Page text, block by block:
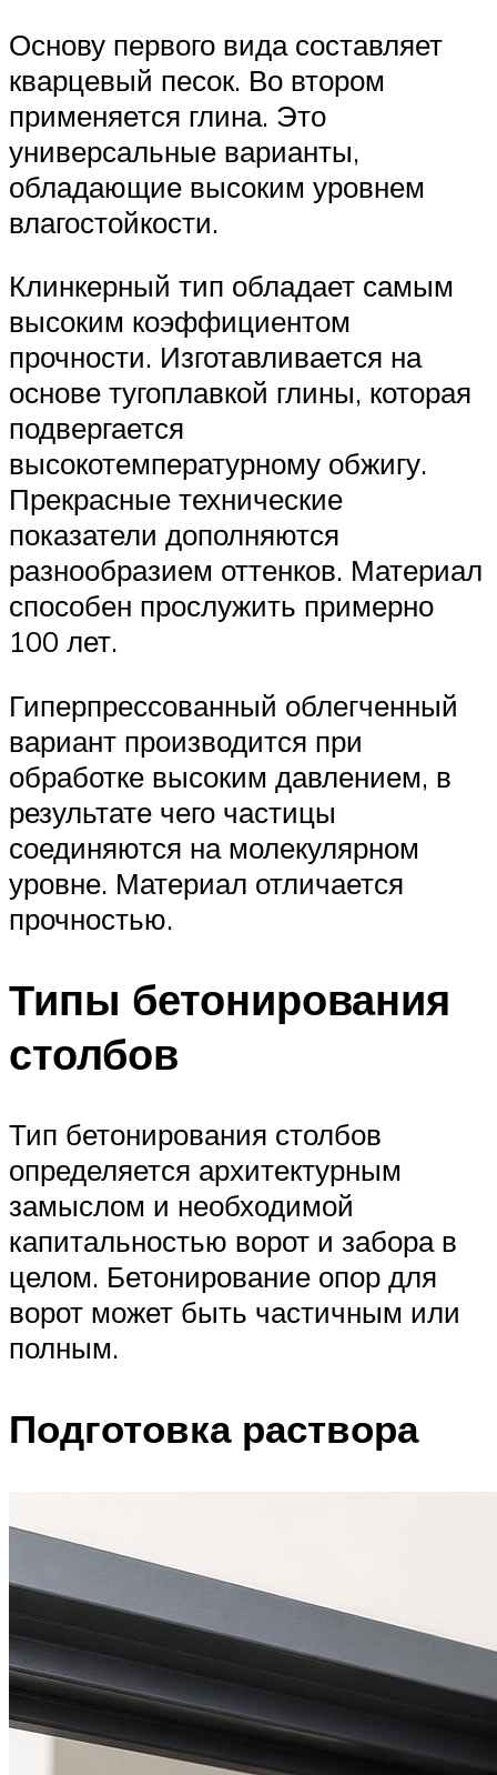
Основу первого вида составляет
кварцевый песок. Во втором
применяется глина. Это
универсальные варианты,
обладающие высоким уровнем
влагостойкости.
Клинкерный тип обладает самым
высоким коэффициентом
прочности. Изготавливается на
основе тугоплавкой глины, которая
подвергается
высокотемпературному обжигу.
Прекрасные технические
показатели дополняются
разнообразием оттенков. Материал
способен прослужить примерно
100 лет.
Гиперпрессованный облегченный
вариант производится при
обработке высоким давлением, в
результате чего частицы
соединяются на молекулярном
уровне. Материал отличается
прочностью.
Типы бетонирования
столбов
Тип бетонирования столбов
определяется архитектурным
замыслом и необходимой
капитальностью ворот и забора в
целом. Бетонирование опор для
ворот может быть частичным или
полным.
Подготовка раствора